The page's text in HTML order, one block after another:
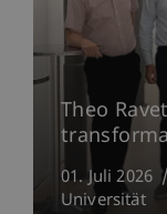
Theo
01. Juli 2026
Universität